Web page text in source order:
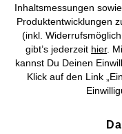
AGB Datenschutz
©2026
Inhaltsmessungen
Produktentwicklungen
(inkl.
gibt’s jederzeit hier.
kannst Du Deinen
Klick auf den Link